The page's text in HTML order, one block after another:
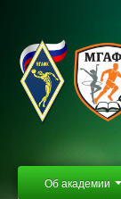
Об академии